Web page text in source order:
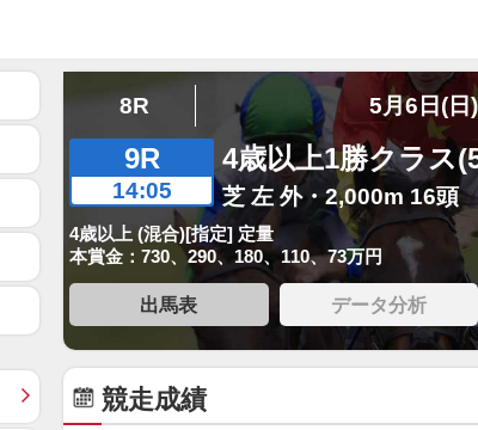
8R 5月6日(日
9R
14:05
4歳以上1勝クラス
芝 左 外・2,000m 16頭
4歳以上 (混合)[指定] 定量
本賞金：730、290、180、110、73万円
出馬表 データ分析
競走成績